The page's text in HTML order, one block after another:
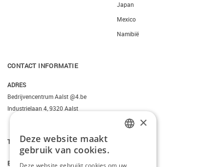
Japan
Mexico
Namibië
CONTACT INFORMATIE
ADRES
Bedrijvencentrum Aalst @4.be
Industrielaan 4, 9320 Aalst
T. +3223095206
E. info@kiddotravel.be
×
Deze website maakt
gebruik van cookies.
Deze website gebruikt cookies om uw